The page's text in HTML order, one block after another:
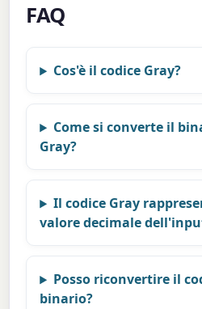
FAQ
Cos'è il codice Gray?
Come si converte il
Gray?
Il codice Gray
valore decimale
Posso riconvertire il
binario?